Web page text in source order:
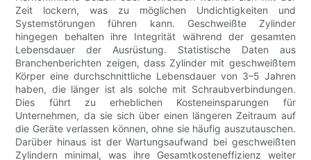
Zeit lockern, was zu möglichen Undichtigkeiten und
Systemstörungen führen kann. Geschweißte Zylinder
hingegen behalten ihre Integrität während der gesamten
Lebensdauer der Ausrüstung. Statistische Daten aus
Branchenberichten zeigen, dass Zylinder mit geschweißtem
Körper eine durchschnittliche Lebensdauer von 3–5 Jahren
haben, die länger ist als solche mit Schraubverbindungen.
Dies führt zu erheblichen Kosteneinsparungen für
Unternehmen, da sie sich über einen längeren Zeitraum auf
die Geräte verlassen können, ohne sie häufig auszutauschen.
Darüber hinaus ist der Wartungsaufwand bei geschweißten
Zylindern minimal, was ihre Gesamtkosteneffizienz weiter